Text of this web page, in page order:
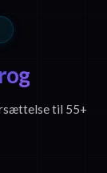
til 55+